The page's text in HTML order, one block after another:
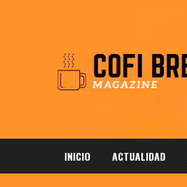
INICIO ACTUALIDAD